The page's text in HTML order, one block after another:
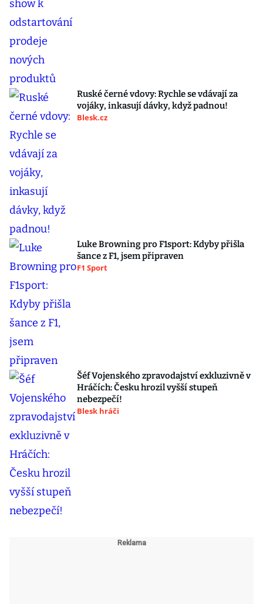
Ruské černé vdovy: Rychle se vdávají za
vojáky, inkasují dávky, když padnou!
Blesk.cz
Luke Browning pro F1sport: Kdyby přišla
šance z F1, jsem připraven
F1 Sport
Šéf Vojenského zpravodajství exkluzivně v
Hráčích: Česku hrozil vyšší stupeň
nebezpečí!
Blesk hráči